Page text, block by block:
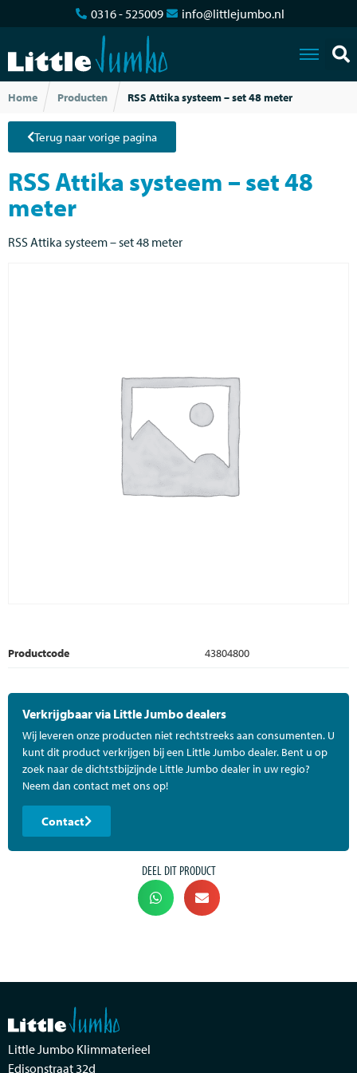
0316 - 525009 info@littlejumbo.nl
Home Producten RSS Attika systeem – set 48 meter
Terug naar vorige pagina
RSS Attika systeem – set 48
meter
RSS Attika systeem – set 48 meter
Productcode 43804800
Verkrijgbaar via Little Jumbo dealers
Wij leveren onze producten niet rechtstreeks aan consumenten. U
kunt dit product verkrijgen bij een Little Jumbo dealer. Bent u op
zoek naar de dichtstbijzijnde Little Jumbo dealer in uw regio?
Neem dan contact met ons op!
Contact
DEEL DIT PRODUCT
Little Jumbo Klimmaterieel
Edisonstraat 32d